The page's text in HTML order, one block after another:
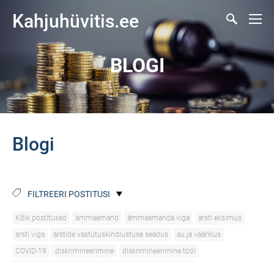
Kahjuhüvitis.ee
BLOGI
Blogi
FILTREERI POSTITUSI
Kõik postitused ämmaemand ämmaemanda viga
arsti eksimus
arsti viga
arstide vastutuskindlustuse seadus
au ja väärikus
COVID-19
diskrimineerimine
diskrimineerimine tööl